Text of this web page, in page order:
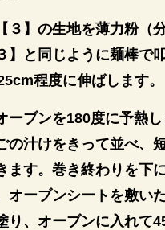
３】の生地を薄力粉（
】と同じように麺棒で
程度に伸ばします。
ーブンを180度に予熱
の汁けをきって並べ、
ます。巻き終わりを下
オーブンシートを敷い
り、オーブンに入れて